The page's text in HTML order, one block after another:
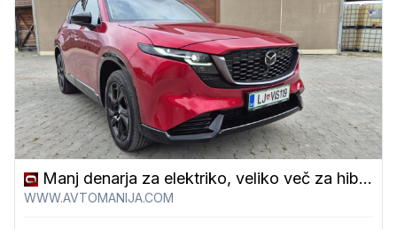
Manj denarja za elektriko, veliko več za hibride
WWW.AVTOMANIJA.COM